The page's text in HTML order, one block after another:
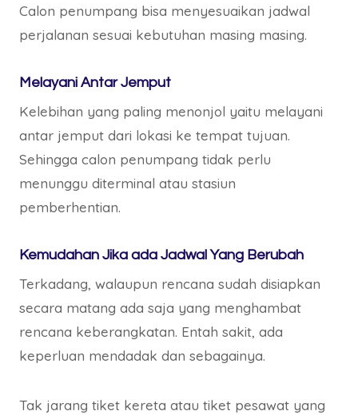
Calon penumpang bisa menyesuaikan jadwal
perjalanan sesuai kebutuhan masing masing.
Melayani Antar Jemput
Kelebihan yang paling menonjol yaitu melayani
antar jemput dari lokasi ke tempat tujuan.
Sehingga calon penumpang tidak perlu
menunggu diterminal atau stasiun
pemberhentian.
Kemudahan Jika ada Jadwal Yang Berubah
Terkadang, walaupun rencana sudah disiapkan
secara matang ada saja yang menghambat
rencana keberangkatan. Entah sakit, ada
keperluan mendadak dan sebagainya.
Tak jarang tiket kereta atau tiket pesawat yang